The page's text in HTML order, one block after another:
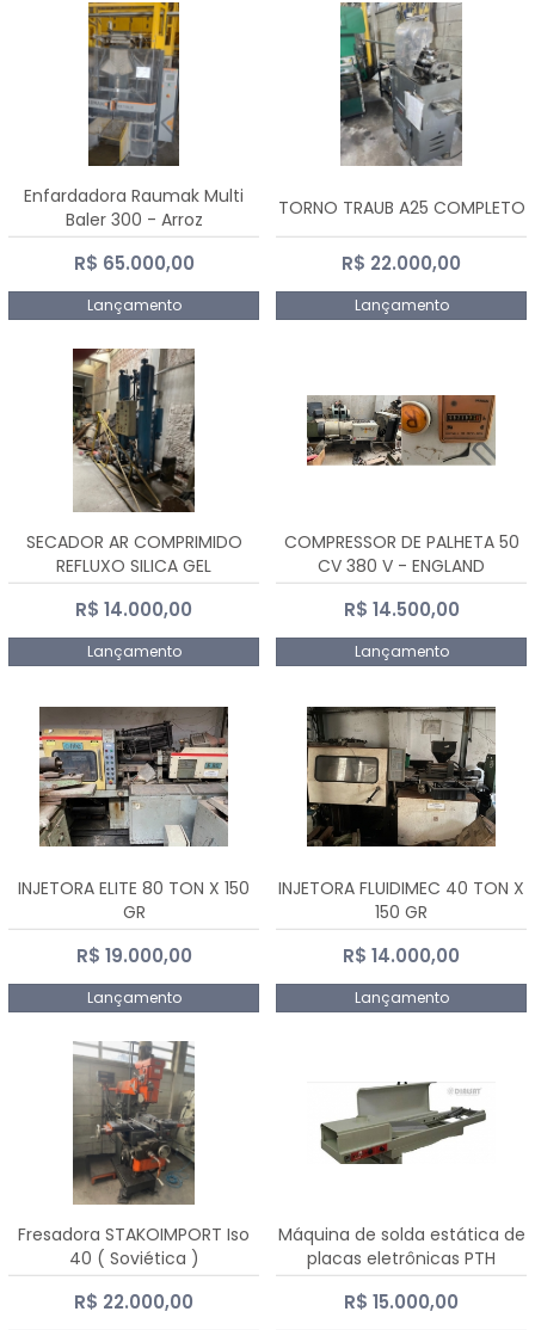
Enfardadora Raumak Multi
Baler 300 - Arroz
R$ 65.000,00
Lançamento
TORNO TRAUB A25 COMPLETO
R$ 22.000,00
Lançamento
SECADOR AR COMPRIMIDO
REFLUXO SILICA GEL
R$ 14.000,00
Lançamento
COMPRESSOR DE PALHETA 50
CV 380 V - ENGLAND
R$ 14.500,00
Lançamento
INJETORA ELITE 80 TON X 150
GR
R$ 19.000,00
Lançamento
INJETORA FLUIDIMEC 40 TON X
150 GR
R$ 14.000,00
Lançamento
Fresadora STAKOIMPORT Iso
40 ( Soviética )
R$ 22.000,00
Máquina de solda estática de
placas eletrônicas PTH
DIALSAT
R$ 15.000,00